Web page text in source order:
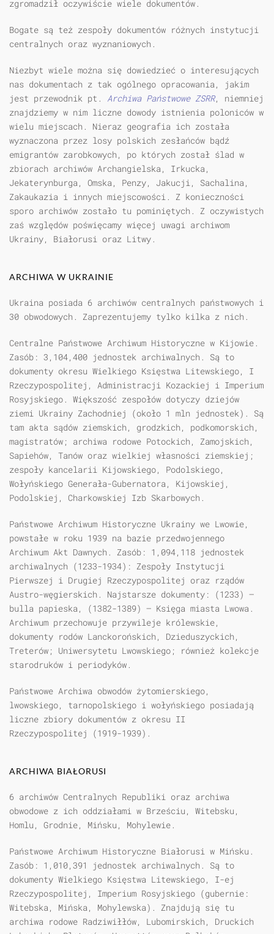
zgromadził oczywiście wiele dokumentów.
Bogate są też zespoły dokumentów różnych instytucji
centralnych oraz wyznaniowych.
Niezbyt wiele można się dowiedzieć o interesujących
nas dokumentach z tak ogólnego opracowania, jakim
jest przewodnik pt. Archiwa Państwowe ZSRR, niemniej
znajdziemy w nim liczne dowody istnienia poloniców w
wielu miejscach. Nieraz geografia ich została
wyznaczona przez losy polskich zesłańców bądź
emigrantów zarobkowych, po których został ślad w
zbiorach archiwów Archangielska, Irkucka,
Jekaterynburga, Omska, Penzy, Jakucji, Sachalina,
Zakaukazia i innych miejscowości. Z konieczności
sporo archiwów zostało tu pominiętych. Z oczywistych
zaś względów poświęcamy więcej uwagi archiwom
Ukrainy, Białorusi oraz Litwy.
ARCHIWA W UKRAINIE
Ukraina posiada 6 archiwów centralnych państwowych i
30 obwodowych. Zaprezentujemy tylko kilka z nich.
Centralne Państwowe Archiwum Historyczne w Kijowie.
Zasób: 3,104,400 jednostek archiwalnych. Są to
dokumenty okresu Wielkiego Księstwa Litewskiego, I
Rzeczypospolitej, Administracji Kozackiej i Imperium
Rosyjskiego. Większość zespołów dotyczy dziejów
ziemi Ukrainy Zachodniej (około 1 mln jednostek). Są
tam akta sądów ziemskich, grodzkich, podkomorskich,
magistratów; archiwa rodowe Potockich, Zamojskich,
Sapiehów, Tanów oraz wielkiej własności ziemskiej;
zespoły kancelarii Kijowskiego, Podolskiego,
Wołyńskiego Generała-Gubernatora, Kijowskiej,
Podolskiej, Charkowskiej Izb Skarbowych.
Państwowe Archiwum Historyczne Ukrainy we Lwowie,
powstałe w roku 1939 na bazie przedwojennego
Archiwum Akt Dawnych. Zasób: 1,094,118 jednostek
archiwalnych (1233-1934): Zespoły Instytucji
Pierwszej i Drugiej Rzeczypospolitej oraz rządów
Austro-węgierskich. Najstarsze dokumenty: (1233) —
bulla papieska, (1382-1389) — Księga miasta Lwowa.
Archiwum przechowuje przywileje królewskie,
dokumenty rodów Lanckorońskich, Dzieduszyckich,
Treterów; Uniwersytetu Lwowskiego; również kolekcje
starodruków i periodyków.
Państwowe Archiwa obwodów żytomierskiego,
lwowskiego, tarnopolskiego i wołyńskiego posiadają
liczne zbiory dokumentów z okresu II
Rzeczypospolitej (1919-1939).
ARCHIWA BIAŁORUSI
6 archiwów Centralnych Republiki oraz archiwa
obwodowe z ich oddziałami w Brześciu, Witebsku,
Homlu, Grodnie, Mińsku, Mohylewie.
Państwowe Archiwum Historyczne Białorusi w Mińsku.
Zasób: 1,010,391 jednostek archiwalnych. Są to
dokumenty Wielkiego Księstwa Litewskiego, I-ej
Rzeczypospolitej, Imperium Rosyjskiego (gubernie:
Witebska, Mińska, Mohylewska). Znajdują się tu
archiwa rodowe Radziwiłłów, Lubomirskich, Druckich